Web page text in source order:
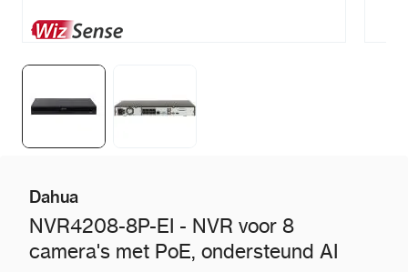
Dahua
NVR4208-8P-EI - NVR voor 8
camera's met PoE, ondersteund AI